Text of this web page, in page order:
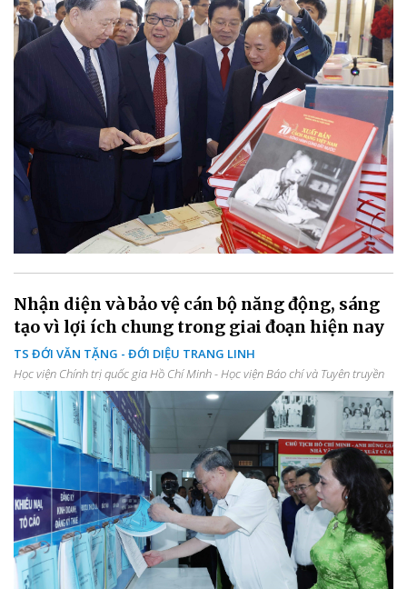
Nhận diện và bảo vệ cán bộ năng động, sáng
tạo vì lợi ích chung trong giai đoạn hiện nay
TS ĐỚI VĂN TẶNG - ĐỚI DIỆU TRANG LINH
Học viện Chính trị quốc gia Hồ Chí Minh - Học viện Báo chí và Tuyên truyền